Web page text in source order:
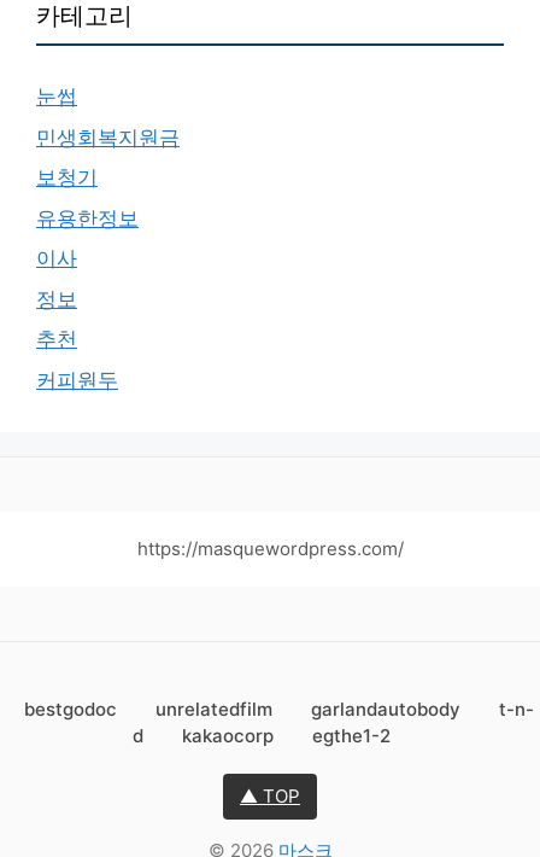
카테고리
눈썹
민생회복지원금
보청기
유용한정보
이사
정보
추천
커피원두
https://masquewordpress.com/
bestgodoc unrelatedfilm garlandautobody
t-n-
d
kakaocorp egthe1-2
▲ TOP
© 2026 마스크